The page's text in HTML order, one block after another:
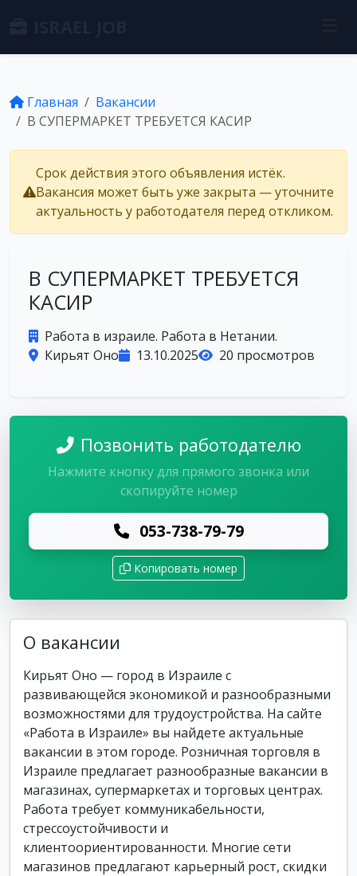
Главная
Вакансии
В СУПЕРМАРКЕТ ТРЕБУЕТСЯ КАСИР
Срок действия этого объявления истёк.
Вакансия может быть уже закрыта — уточните
актуальность у работодателя перед откликом.
В СУПЕРМАРКЕТ ТРЕБУЕТСЯ
КАСИР
Работа в израиле. Работа в Нетании.
Кирьят Оно
13.10.2025 20 просмотров
Позвонить работодателю
Нажмите кнопку для прямого звонка или
скопируйте номер
053-738-79-79
Копировать номер
О вакансии
Кирьят Оно — город в Израиле с
развивающейся экономикой и разнообразными
возможностями для трудоустройства. На сайте
«Работа в Израиле» вы найдете актуальные
вакансии в этом городе. Розничная торговля в
Израиле предлагает разнообразные вакансии в
магазинах, супермаркетах и торговых центрах.
Работа требует коммуникабельности,
стрессоустойчивости и
клиентоориентированности. Многие сети
магазинов предлагают карьерный рост, скидки